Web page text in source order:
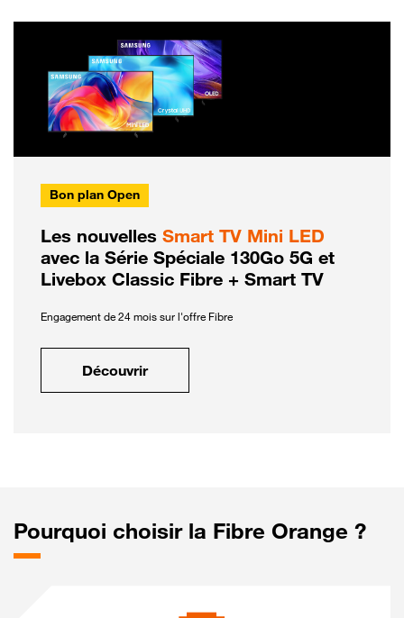
Bon plan Open
Les nouvelles Smart TV Mini LED
avec la Série Spéciale 130Go 5G et
Livebox Classic Fibre + Smart TV
Engagement de 24 mois sur l'offre Fibre
Découvrir
Pourquoi choisir la Fibre Orange ?